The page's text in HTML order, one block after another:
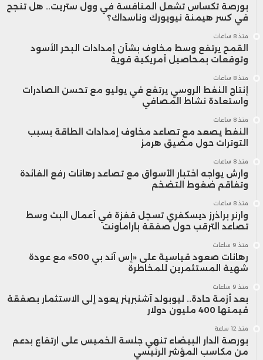
بورصة تكساس تشعل المنافسة في وول ستريت.. هل تنجح
في كسر هيمنة نيويورك وناسداك؟
منذ 8 ساعات
القمح يرتفع وسط مخاوف بشأن إمدادات البحر الأسود
وتوقعات بمحاصيل أمريكية قوية
منذ 8 ساعات
إنتاج النفط الروسي يرتفع في يوليو مع تحسن الصادرات
واستعادة نشاط المصافي
منذ 8 ساعات
النفط يصعد مع تصاعد مخاوف إمدادات الطاقة بسبب
التوترات حول مضيق هرمز
منذ 8 ساعات
وارش يواجه اختبار الأسواق مع تصاعد رهانات رفع الفائدة
وتفاقم ضغوط التضخم
منذ 8 ساعات
وارنر براذرز ديسكفري تسجل قفزة في أعمال البث وسط
تصاعد الترقب حول صفقة باراماونت
منذ 9 ساعات
رهانات صعود قياسية على «إس آند بي 500» مع عودة
شهية المستثمرين للمخاطرة
منذ 9 ساعات
بعد أزمة حادة.. ليوبولد آشنبرينر يعود إلى الاستثمار بصفقة
قيمتها 400 مليون دولار
منذ 12 ساعة
بورصة الدار البيضاء تنهي جلسة الخميس على ارتفاع بدعم
من مكاسب المؤشر الرئيسي